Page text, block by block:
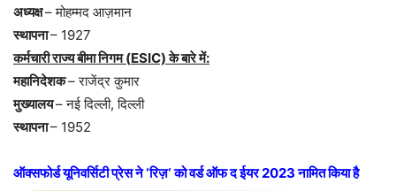
अध्यक्ष– मोहम्मद आज़मान
स्थापना– 1927
कर्मचारी राज्य बीमा निगम (ESIC)के बारे में:
महानिदेशक– राजेंद्र कुमार
मुख्यालय– नई दिल्ली, दिल्ली
स्थापना– 1952
ऑक्सफोर्ड यूनिवर्सिटी प्रेस ने‘रिज़‘को वर्ड ऑफ द ईयर2023नामित किया है